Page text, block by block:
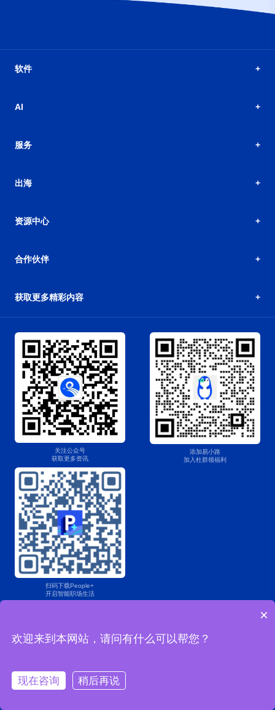
软件
AI
服务
出海
资源中心
合作伙伴
获取更多精彩内容
关注公众号
获取更多资讯
添加易小路
加入杜群领福利
扫码下载People+
开启智能职场生活
沪ICP备2022024482号-1 沪公网安备 31011202021967号
×
欢迎来到本网站，请问有什么可以帮您？
现在咨询 稍后再说